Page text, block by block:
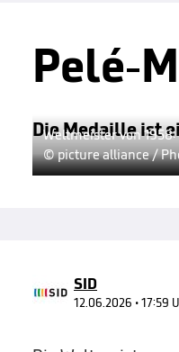
Pelé-
Die Medaille ist
Weltmeister von 1958:
© picture alliance /
SID
12.06.2026 • 17:59